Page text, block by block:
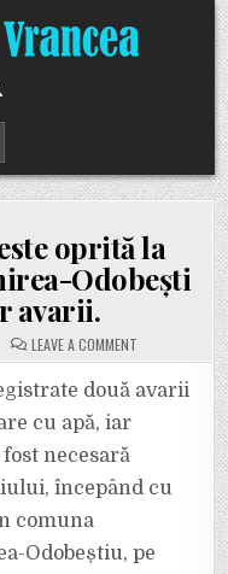
oprită la
Odobești
avarii.
LEAVE A COMMENTON
ULTIMA
APA
ESTE
CÂMPINEANCA
UNIREA-
UNOR
AVARII.
două avarii
cu apă, iar
necesară
începând cu
comuna
Odobeștiu, pe